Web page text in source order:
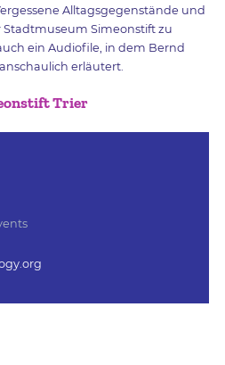
Alltagsgegenstände und
Stadtmuseum Simeonstift zu
ein Audiofile, in dem Bernd
erläutert.
Trier